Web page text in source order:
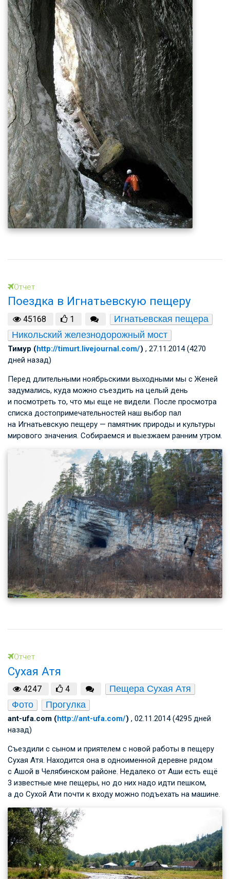
Отчет
Поездка в Игнатьевскую пещеру
45168 1
Игнатьевская пещера
Никольский железнодорожный мост
Тимур (http://timurt.livejournal.com/) , 27.11.2014 (4270
дней назад)
Перед длительными ноябрьскими выходными мы с Женей
задумались, куда можно съездить на целый день
и посмотреть то, что мы еще не видели. После просмотра
списка достопримечательностей наш выбор пал
на Игнатьевскую пещеру — памятник природы и культуры
мирового значения. Собираемся и выезжаем ранним утром.
Отчет
Сухая Атя
4247 4
Пещера Сухая Атя
Фото
Прогулка
ant-ufa.com (http://ant-ufa.com/) , 02.11.2014 (4295 дней
назад)
Съездили с сыном и приятелем с новой работы в пещеру
Сухая Атя. Находится она в одноименной деревне рядом
с Ашой в Челябинском районе. Недалеко от Аши есть ещё
3 известные мне пещеры, но до них надо идти пешком,
а до Сухой Ати почти к входу можно подъехать на машине.